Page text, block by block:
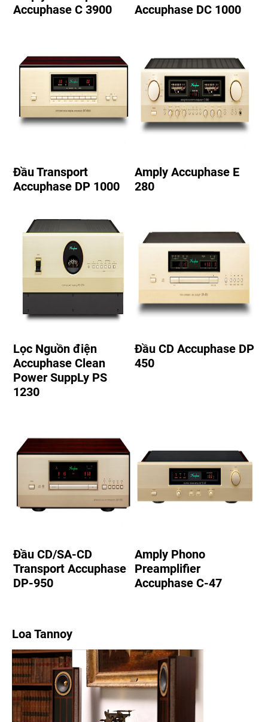
Accuphase C 3900
Accuphase DC 1000
Đầu Transport
Accuphase DP 1000
Amply Accuphase E
280
Lọc Nguồn điện
Accuphase Clean
Power SuppLy PS
1230
Đầu CD Accuphase DP
450
Đầu CD/SA-CD
Transport Accuphase
DP-950
Amply Phono
Preamplifier
Accuphase C-47
Loa Tannoy